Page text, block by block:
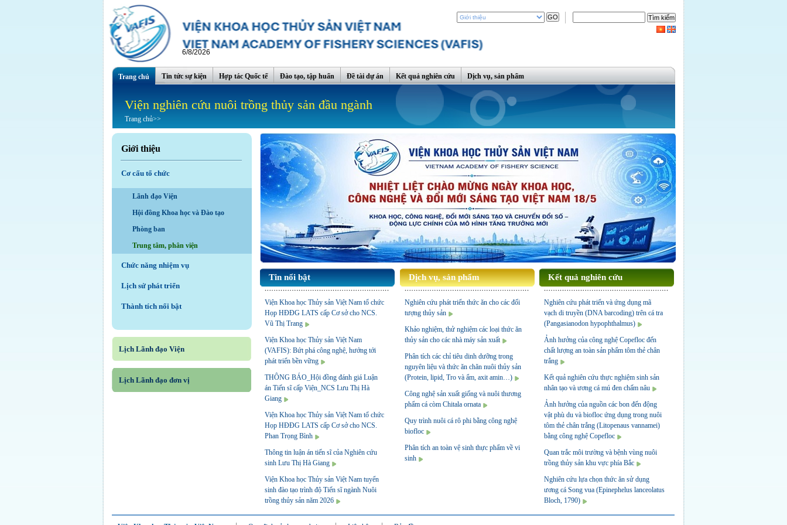
6/8/2026
Trang chủ Tin tức sự kiện Hợp tác Quốc tế Đào tạo, tập huấn Đề tài dự án Kết quả nghiên cứu Dịch vụ, sản phẩm
Viện nghiên cứu nuôi trồng thủy sản đầu ngành
Trang chủ>>
Giới thiệu
Cơ cấu tổ chức
Lãnh đạo Viện
Hội đồng Khoa học và Đào tạo
Phòng ban
Trung tâm, phân viện
Chức năng nhiệm vụ
Lịch sử phát triển
Thành tích nổi bật
Lịch Lãnh đạo Viện
Lịch Lãnh đạo đơn vị
Tin nổi bật
Viện Khoa học Thủy sản Việt Nam tổ chức
Họp HĐĐG LATS cấp Cơ sở cho NCS.
Vũ Thị Trang
Viện Khoa học Thủy sản Việt Nam
(VAFIS): Bứt phá công nghệ, hướng tới
phát triển bền vững
THÔNG BÁO_Hội đồng đánh giá Luận
án Tiến sĩ cấp Viện_NCS Lưu Thị Hà
Giang
Viện Khoa học Thủy sản Việt Nam tổ chức
Họp HĐĐG LATS cấp Cơ sở cho NCS.
Phan Trọng Bình
Thông tin luận án tiến sĩ của Nghiên cứu
sinh Lưu Thị Hà Giang
Viện Khoa học Thủy sản Việt Nam tuyển
sinh đào tạo trình độ Tiến sĩ ngành Nuôi
trồng thủy sản năm 2026
Dịch vụ, sản phẩm
Nghiên cứu phát triển thức ăn cho các đối
tượng thủy sản
Khảo nghiệm, thử nghiệm các loại thức ăn
thủy sản cho các nhà máy sản xuất
Phân tích các chỉ tiêu dinh dưỡng trong
nguyên liệu và thức ăn chăn nuôi thủy sản
(Protein, lipid, Tro và ẩm, axit amin…)
Công nghệ sản xuất giống và nuôi thương
phẩm cá còm Chitala ornata
Quy trình nuôi cá rô phi bằng công nghệ
biofloc
Phân tích an toàn vệ sinh thực phẩm về vi
sinh
Kết quả nghiên cứu
Nghiên cứu phát triển và ứng dụng mã
vạch di truyền (DNA barcoding) trên cá tra
(Pangasianodon hypophthalmus)
Ảnh hưởng của công nghệ Copefloc đến
chất lượng an toàn sản phẩm tôm thẻ chân
trắng
Kết quả nghiên cứu thực nghiệm sinh sản
nhân tạo và ương cá mú đen chấm nâu
Ảnh hưởng của nguồn các bon đến động
vật phù du và biofloc ứng dụng trong nuôi
tôm thẻ chân trắng (Litopenaus vannamei)
bằng công nghệ Copefloc
Quan trắc môi trường và bệnh vùng nuôi
trồng thủy sản khu vực phía Bắc
Nghiên cứu lựa chọn thức ăn sử dụng
ương cá Song vua (Epinephelus lanceolatus
Bloch, 1790)